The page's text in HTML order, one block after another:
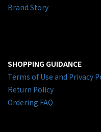
Brand Story
SHOPPING GUIDANCE
Terms of Use and Privacy
Return Policy
Ordering FAQ